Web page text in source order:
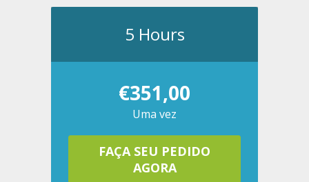
5 Hours
€351,00
Uma vez
FAÇA SEU PEDIDO
AGORA